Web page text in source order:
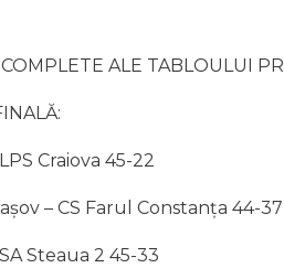
ALE TABLOULUI
Craiova 45-22
– CS Farul Constanța 44-37
Steaua 2 45-33